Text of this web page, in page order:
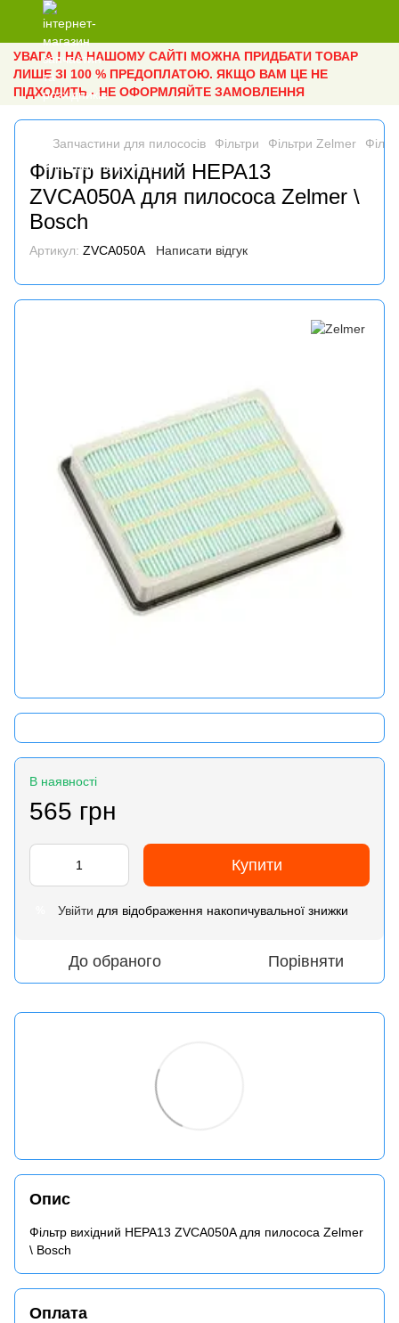
УВАГА ! НА НАШОМУ САЙТІ МОЖНА ПРИДБАТИ ТОВАР
ЛИШЕ ЗІ 100 % ПРЕДОПЛАТОЮ. ЯКЩО ВАМ ЦЕ НЕ
ПІДХОДИТЬ - НЕ ОФОРМЛЯЙТЕ ЗАМОВЛЕННЯ
Запчастини для пилососів Фільтри Фільтри Zelmer
Фільтр вихідний HEPA13
ZVCA050A для пилососа Zelmer \
Bosch
Артикул: ZVCA050A Написати відгук
В наявності
565 грн
Купити
Увійти для відображення накопичувальної знижки
До обраного Порівняти
Опис
Фільтр вихідний HEPA13 ZVCA050A для пилососа Zelmer
\ Bosch
Оплата